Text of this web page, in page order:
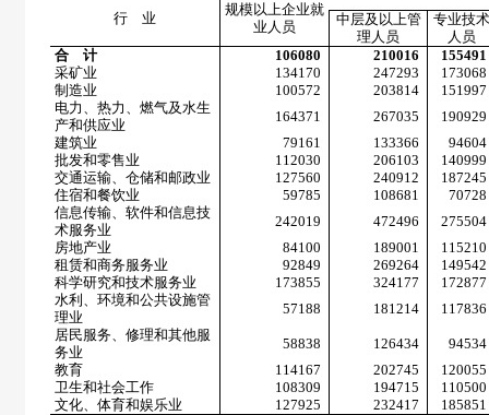
行 业
规模以上企业就
业人员
中层及以上管
理人员
专业技术
人员
合 计
106080 210016
155491
采矿业
134170 247293
173068
制造业
100572 203814
151997
电力、热力、燃气及水生
产和供应业
164371 267035
190929
建筑业
79161 133366
94604
批发和零售业
112030 206103
140999
交通运输、仓储和邮政业
127560 240912
187245
住宿和餐饮业
59785 108681
70728
信息传输、软件和信息技
术服务业
242019 472496
275504
房地产业
84100 189001
115210
租赁和商务服务业
92849 269264
149542
科学研究和技术服务业
173855 324177
172877
水利、环境和公共设施管
理业
57188 181214
117836
居民服务、修理和其他服
务业
58838 126434
94534
教育
114167 202745
120055
卫生和社会工作
108309 194715
110500
文化、体育和娱乐业
127925 232417 185851